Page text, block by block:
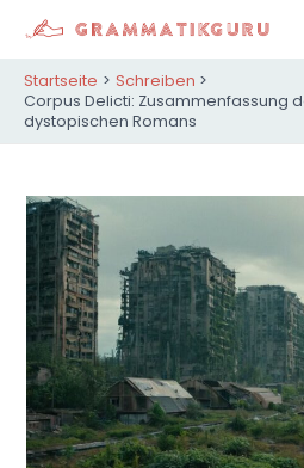
Inhalt
Startseite
Schreiben
Corpus Delicti: Zusammenfassung
dystopischen Romans